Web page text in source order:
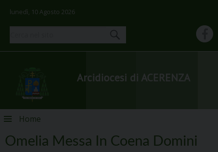
lunedì, 10 Agosto 2026
Arcidiocesi di ACERENZA
Skip
content
Home
Omelia Messa In Coena Domini